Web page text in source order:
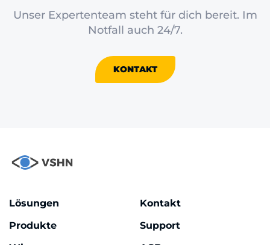
Unser Expertenteam steht für dich bereit. Im
Notfall auch 24/7.
KONTAKT
Lösungen
Produkte
Kontakt
Support